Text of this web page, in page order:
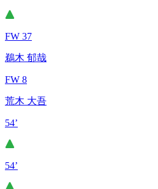
FW 37
鵜木 郁哉
FW 8
荒木 大吾
54’
54’